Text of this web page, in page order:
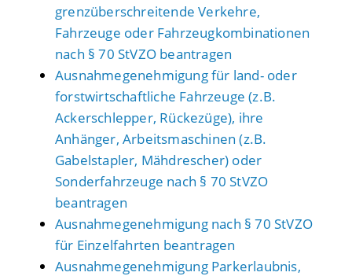
grenzüberschreitende Verkehre,
Fahrzeuge oder Fahrzeugkombinationen
nach § 70 StVZO beantragen
Ausnahmegenehmigung für land- oder
forstwirtschaftliche Fahrzeuge (z.B.
Ackerschlepper, Rückezüge), ihre
Anhänger, Arbeitsmaschinen (z.B.
Gabelstapler, Mähdrescher) oder
Sonderfahrzeuge nach § 70 StVZO
beantragen
Ausnahmegenehmigung nach § 70 StVZO
für Einzelfahrten beantragen
Ausnahmegenehmigung Parkerlaubnis,